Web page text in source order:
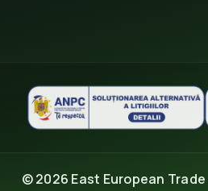
© 2026 East European Trade